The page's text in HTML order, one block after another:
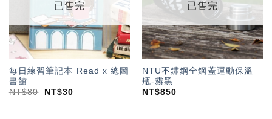
已售完
每日練習筆記本 Read x 總圖
書館
NT$80 NT$30
已售完
NTU不鏽鋼全鋼蓋運動保溫
瓶-霧黑
NT$850